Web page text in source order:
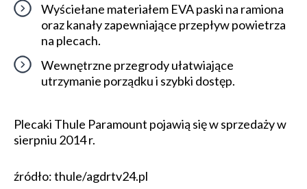
Wyściełane materiałem EVA paski na ramiona
oraz kanały zapewniające przepływ powietrza
na plecach.
Wewnętrzne przegrody ułatwiające
utrzymanie porządku i szybki dostęp.
Plecaki Thule Paramount pojawią się w sprzedaży w
sierpniu 2014 r.
źródło: thule/agdrtv24.pl